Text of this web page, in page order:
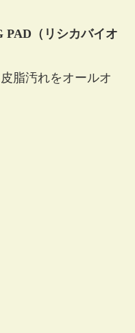
（リシカバイオ
脂汚れをオールオ